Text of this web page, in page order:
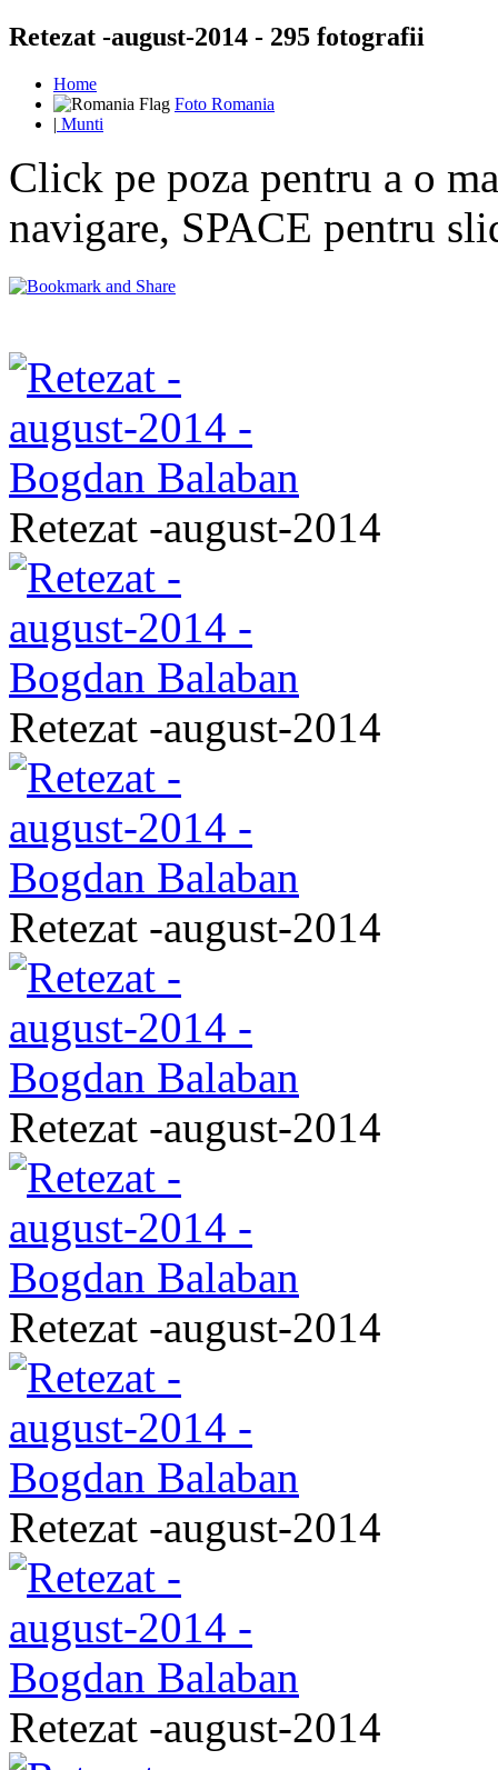
Retezat -august-2014 - 295 fotografii
Home
Foto Romania
| Munti
Click pe poza pentru a o
navigare, SPACE pentru
Retezat -august-2014
Retezat -august-2014
Retezat -august-2014
Retezat -august-2014
Retezat -august-2014
Retezat -august-2014
Retezat -august-2014